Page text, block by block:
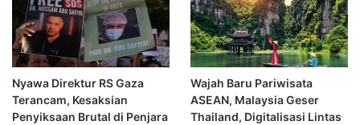
Nyawa Direktur RS Gaza
Terancam, Kesaksian
Penyiksaan Brutal di Penjara
Wajah Baru Pariwisata
ASEAN, Malaysia Geser
Thailand, Digitalisasi Lintas